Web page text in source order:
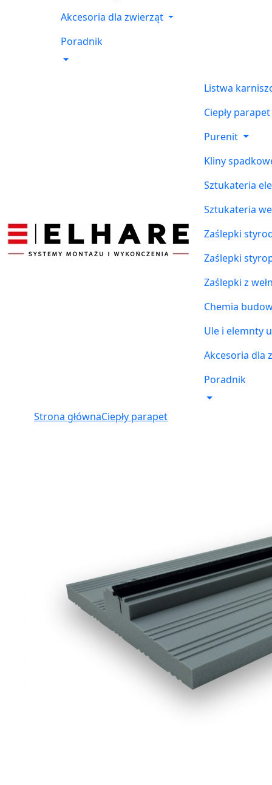
Akcesoria dla zwierząt
Poradnik
Listwa
Ciepły parapet
Purenit
Kliny
Sztukateria
Sztukateria
Zaślepki
Zaślepki
Zaślepki z
Chemia
Ule i elemnty
Akcesoria dla
Poradnik
Strona głównaCiepły parapet